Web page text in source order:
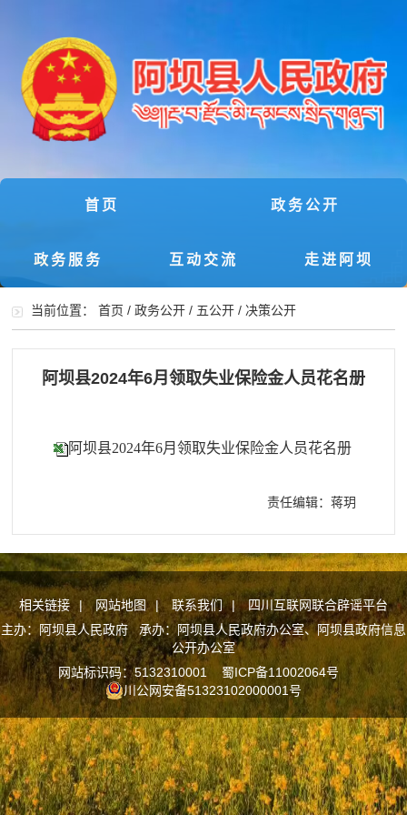
首页 政务公开
政务服务 互动交流 走进阿坝
当前位置：首页 /政务公开 / 五公开 / 决策公开
阿坝县2024年6月领取失业保险金人员花名册
阿坝县2024年6月领取失业保险金人员花名册
责任编辑：蒋玥
相关链接 | 网站地图 | 联系我们 |
四川互联网联合辟谣平台
主办：阿坝县人民政府 承办：阿坝县人民政府办公室、阿坝县政府信息
公开办公室
网站标识码：5132310001 蜀ICP备11002064号
川公网安备51323102000001号